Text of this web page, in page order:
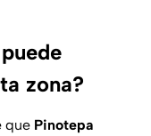
zona?
que Pinotepa